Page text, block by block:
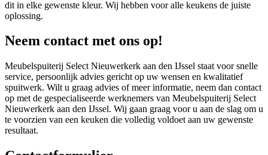
dit in elke gewenste kleur. Wij hebben voor alle keukens de juiste
oplossing.
Neem contact met ons op!
Meubelspuiterij Select Nieuwerkerk aan den IJssel staat voor snelle
service, persoonlijk advies gericht op uw wensen en kwalitatief
spuitwerk. Wilt u graag advies of meer informatie, neem dan contact
op met de gespecialiseerde werknemers van Meubelspuiterij Select
Nieuwerkerk aan den IJssel. Wij gaan graag voor u aan de slag om u
te voorzien van een keuken die volledig voldoet aan uw gewenste
resultaat.